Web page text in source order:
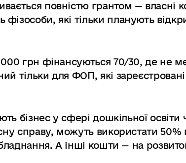
повністю грантом — власні
які тільки планують
грн фінансуються 70/30, де не
тільки для ФОП, які
бізнес у сфері дошкільної освіти
справу, можуть використати 50%
А інші кошти — на